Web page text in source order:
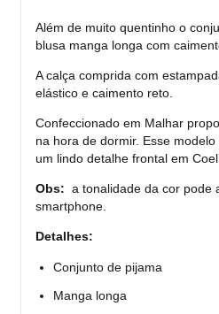
Além de muito quentinho o
blusa manga longa com
A calça comprida com
elástico e caimento reto.
Confeccionado em Malhar
na hora de dormir. Esse
um lindo detalhe frontal em
Obs: a tonalidade da cor pode
smartphone.
Detalhes:
Conjunto de pijama
Manga longa